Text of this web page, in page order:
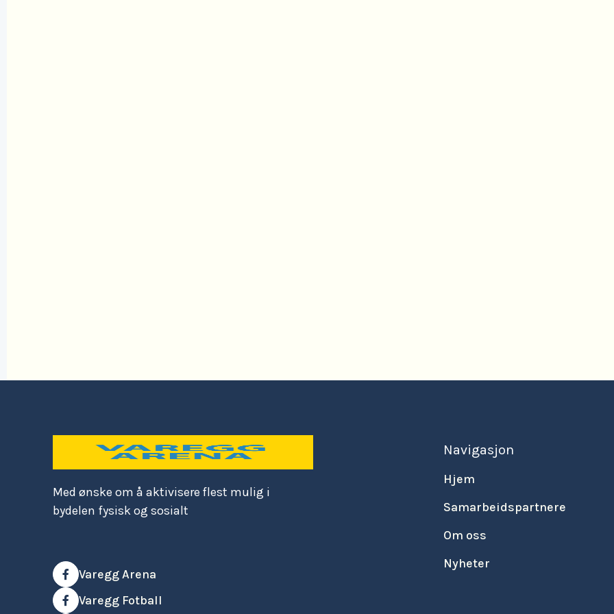
Med ønske om å aktivisere flest mulig i
bydelen fysisk og sosialt
 Varegg Arena
 Varegg Fotball
Navigasjon
Hjem
Samarbeidspartnere
Om oss
Nyheter